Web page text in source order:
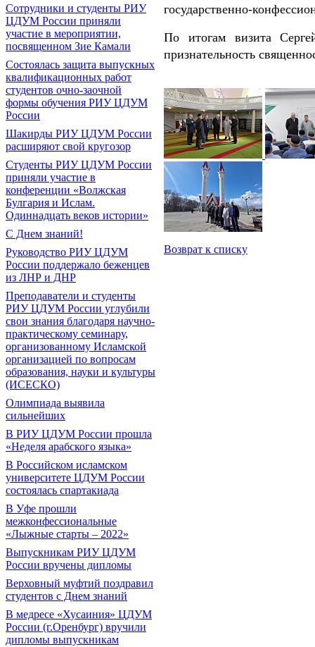
Сотрудники и студенты РИУ
ЦДУМ России приняли
участие в мероприятии,
посвященном Зие Камали
Состоялась защита выпускных
квалификационных работ
студентов очно-заочной
формы обучения РИУ ЦДУМ
России
Шакирды РИУ ЦДУМ России
расширяют свой кругозор
Студенты РИУ ЦДУМ России
приняли участие в
конференции «Волжская
Булгария и Ислам.
Одиннадцать веков истории»
С Днем знаний!
Руководство РИУ ЦДУМ
России поддержало беженцев
из ЛНР и ДНР
Преподаватели и студенты
РИУ ЦДУМ России углубили
свои знания благодаря научно-
практическому семинару,
организованному Исламской
организацией по вопросам
образования, науки и культуры
(ИСЕСКО)
Олимпиада выявила
сильнейших
В РИУ ЦДУМ России прошла
«Неделя арабского языка»
В Российском исламском
университете ЦДУМ России
состоялась спартакиада
В Уфе прошли
межконфессиональные
«Лыжные старты – 2022»
Выпускникам РИУ ЦДУМ
России вручены дипломы
Верховный муфтий поздравил
студентов с Днем знаний
В медресе «Хусаиния» ЦДУМ
России (г.Оренбург) вручили
дипломы выпускникам
государственно-
По итогам визита
признательность
Возврат к списку